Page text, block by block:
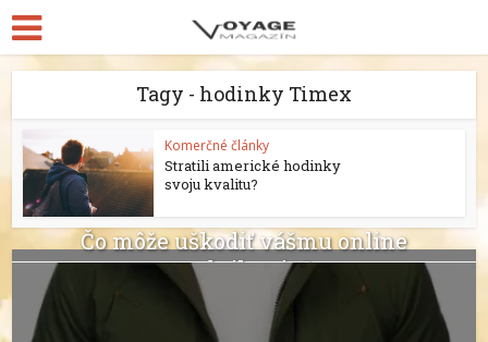
Tagy - hodinky Timex
Komerčné články
Stratili americké hodinky
svoju kvalitu?
Čo môže uškodiť vášmu online
podnikaniu?